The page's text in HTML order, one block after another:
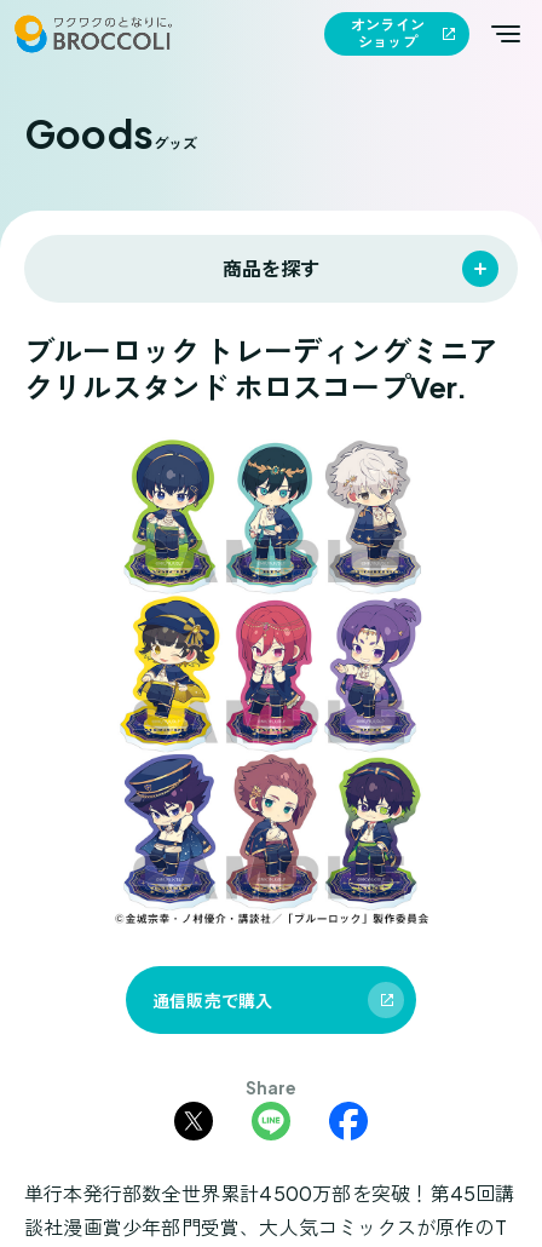
オンライン
ショップ
Goodsグッズ
商品を探す
ブルーロック トレーディングミニア
クリルスタンド ホロスコープVer.
通信販売で購入
Share
単行本発行部数全世界累計4500万部を突破！第45回講
談社漫画賞少年部門受賞、大人気コミックスが原作のT